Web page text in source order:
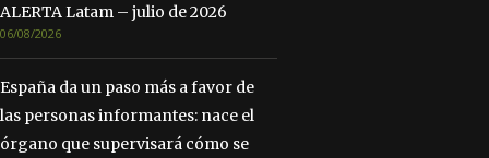
ALERTA Latam – julio de 2026
06/08/2026
España da un paso más a favor de
las personas informantes: nace el
órgano que supervisará cómo se